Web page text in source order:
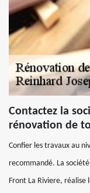
Contactez la
rénovation de
Confier les travaux au
recommandé. La
Front La Riviere,